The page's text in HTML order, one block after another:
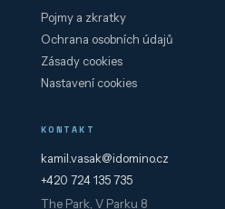
Pojmy a zkratky
Ochrana osobních údajů
Zásady cookies
Nastavení cookies
KONTAKT
kamil.vasak@idomino.cz
+420 724 135 735
The Park, V Parku 8